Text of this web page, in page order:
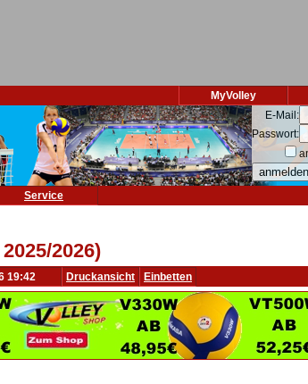
MyVolley
E-Mail:
Passwort:
Service
2026)
19:42 Druckansicht Einbetten